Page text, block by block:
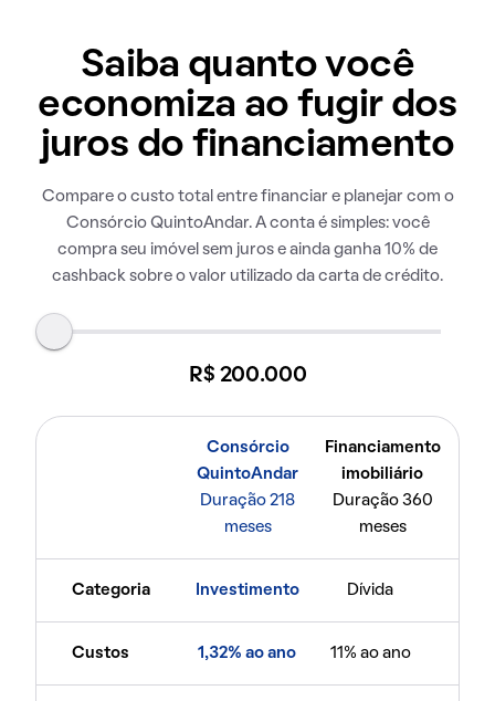
Saiba quanto você
economiza ao fugir dos
juros do financiamento
Compare o custo total entre financiar e planejar com o
Consórcio QuintoAndar. A conta é simples: você
compra seu imóvel sem juros e ainda ganha 10% de
cashback sobre o valor utilizado da carta de crédito.
R$ 200.000
Consórcio
QuintoAndar
Duração 218
meses
Financiamento
imobiliário
Duração 360
meses
Categoria Investimento Dívida
Custos 1,32% ao ano 11% ao ano